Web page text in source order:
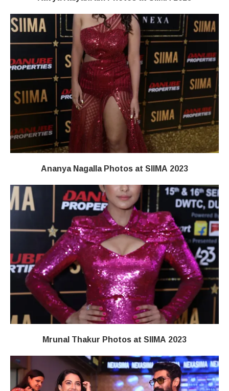
Ananya Nagalla Photos at SIIMA 2023
Mrunal Thakur Photos at SIIMA 2023